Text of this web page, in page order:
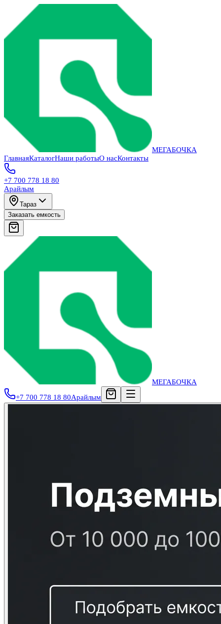
МЕГАБОЧКА
ГлавнаяКаталогНаши работыО насКонтакты
+7 700 778 18 80
Арайлым
Тараз
Заказать емкость
МЕГАБОЧКА
+7 700 778 18 80Арайлым